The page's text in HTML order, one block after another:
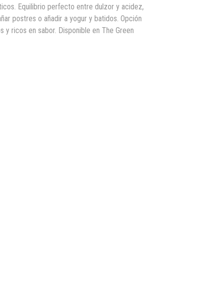
Equilibrio perfecto entre dulzor y acidez,
postres o añadir a yogur y batidos. Opción
y ricos en sabor. Disponible en The Green